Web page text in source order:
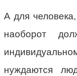
А для
наоборот
нуждаются